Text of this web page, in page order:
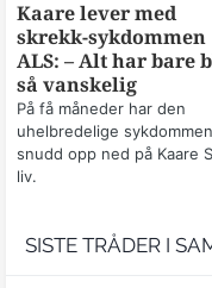
Kaare lever med
skrekk-sykdommen
ALS: – Alt har bare
så vanskelig
På få måneder har den
uhelbredelige sykdommen
snudd opp ned på Kaare
liv.
SISTE TRÅDER I